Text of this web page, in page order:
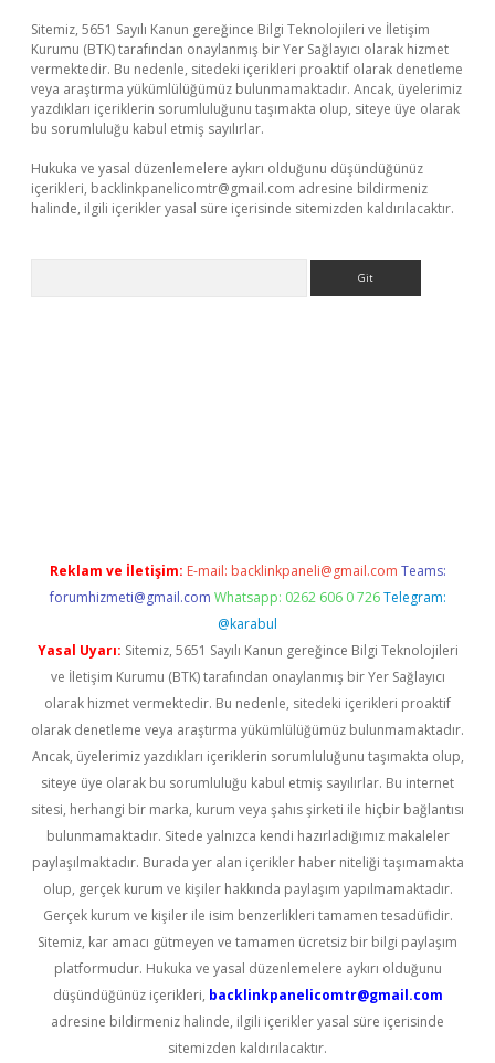
Sitemiz, 5651 Sayılı Kanun gereğince Bilgi Teknolojileri ve İletişim
Kurumu (BTK) tarafından onaylanmış bir Yer Sağlayıcı olarak hizmet
vermektedir. Bu nedenle, sitedeki içerikleri proaktif olarak denetleme
veya araştırma yükümlülüğümüz bulunmamaktadır. Ancak, üyelerimiz
yazdıkları içeriklerin sorumluluğunu taşımakta olup, siteye üye olarak
bu sorumluluğu kabul etmiş sayılırlar.
Hukuka ve yasal düzenlemelere aykırı olduğunu düşündüğünüz
içerikleri, backlinkpanelicomtr@gmail.com adresine bildirmeniz
halinde, ilgili içerikler yasal süre içerisinde sitemizden kaldırılacaktır.
Reklam ve İletişim: E-mail: backlinkpaneli@gmail.com Teams:
forumhizmeti@gmail.com Whatsapp: 0262 606 0 726 Telegram:
@karabul
Yasal Uyarı: Sitemiz, 5651 Sayılı Kanun gereğince Bilgi Teknolojileri
ve İletişim Kurumu (BTK) tarafından onaylanmış bir Yer Sağlayıcı
olarak hizmet vermektedir. Bu nedenle, sitedeki içerikleri proaktif
olarak denetleme veya araştırma yükümlülüğümüz bulunmamaktadır.
Ancak, üyelerimiz yazdıkları içeriklerin sorumluluğunu taşımakta olup,
siteye üye olarak bu sorumluluğu kabul etmiş sayılırlar. Bu internet
sitesi, herhangi bir marka, kurum veya şahıs şirketi ile hiçbir bağlantısı
bulunmamaktadır. Sitede yalnızca kendi hazırladığımız makaleler
paylaşılmaktadır. Burada yer alan içerikler haber niteliği taşımamakta
olup, gerçek kurum ve kişiler hakkında paylaşım yapılmamaktadır.
Gerçek kurum ve kişiler ile isim benzerlikleri tamamen tesadüfidir.
Sitemiz, kar amacı gütmeyen ve tamamen ücretsiz bir bilgi paylaşım
platformudur. Hukuka ve yasal düzenlemelere aykırı olduğunu
düşündüğünüz içerikleri, backlinkpanelicomtr@gmail.com
adresine bildirmeniz halinde, ilgili içerikler yasal süre içerisinde
sitemizden kaldırılacaktır.